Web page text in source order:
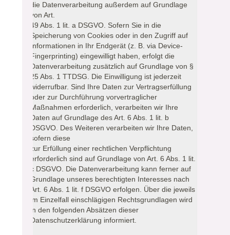
die Datenverarbeitung außerdem auf Grundlage
von Art.
49 Abs. 1 lit. a DSGVO. Sofern Sie in die
Speicherung von Cookies oder in den Zugriff auf
Informationen in Ihr Endgerät (z. B. via Device-
Fingerprinting) eingewilligt haben, erfolgt die
Datenverarbeitung zusätzlich auf Grundlage von §
25 Abs. 1 TTDSG. Die Einwilligung ist jederzeit
widerrufbar. Sind Ihre Daten zur Vertragserfüllung
oder zur Durchführung vorvertraglicher
Maßnahmen erforderlich, verarbeiten wir Ihre
Daten auf Grundlage des Art. 6 Abs. 1 lit. b
DSGVO. Des Weiteren verarbeiten wir Ihre Daten,
sofern diese
zur Erfüllung einer rechtlichen Verpflichtung
erforderlich sind auf Grundlage von Art. 6 Abs. 1 lit.
c DSGVO. Die Datenverarbeitung kann ferner auf
Grundlage unseres berechtigten Interesses nach
Art. 6 Abs. 1 lit. f DSGVO erfolgen. Über die jeweils
im Einzelfall einschlägigen Rechtsgrundlagen wird
in den folgenden Absätzen dieser
Datenschutzerklärung informiert.